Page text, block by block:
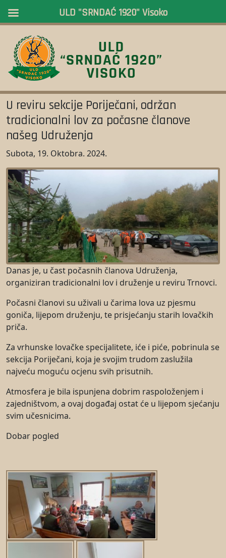
U reviru sekcije Poriječani, održan
tradicionalni lov za počasne članove
našeg Udruženja
Subota, 19. Oktobra. 2024.
Danas je, u čast počasnih članova Udruženja,
organiziran tradicionalni lov i druženje u reviru Trnovci.
Počasni članovi su uživali u čarima lova uz pjesmu
goniča, lijepom druženju, te prisjećanju starih lovačkih
priča.
Za vrhunske lovačke specijalitete, iće i piće, pobrinula se
sekcija Poriječani, koja je svojim trudom zaslužila
najveću moguću ocjenu svih prisutnih.
Atmosfera je bila ispunjena dobrim raspoloženjem i
zajedništvom, a ovaj događaj ostat će u lijepom sjećanju
svim učesnicima.
Dobar pogled
ULD "SRNDAĆ 1920" Visoko